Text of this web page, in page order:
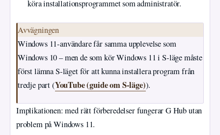
köra installationsprogrammet som administratör.
Avvägningen
Windows 11-användare får samma upplevelse som
Windows 10 – men de som kör Windows 11 i S‑läge måste
först lämna S‑läget för att kunna installera program från
tredje part (YouTube (guide om S‑läge)).
Implikationen: med rätt förberedelser fungerar G Hub utan
problem på Windows 11.